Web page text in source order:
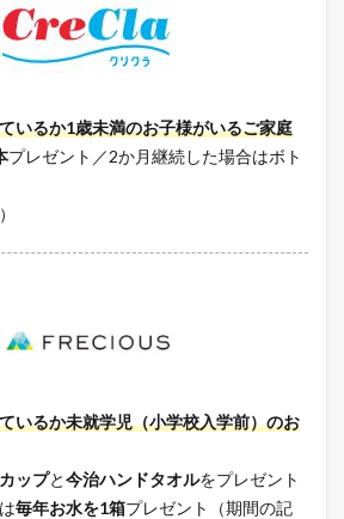
いるか1歳未満のお子様がいるご家庭
プレゼント／2か月継続した場合はボト
いるか未就学児（小学校入学前）のお
ップと今治ハンドタオルをプレゼント
毎年お水を1箱プレゼント（期間の記